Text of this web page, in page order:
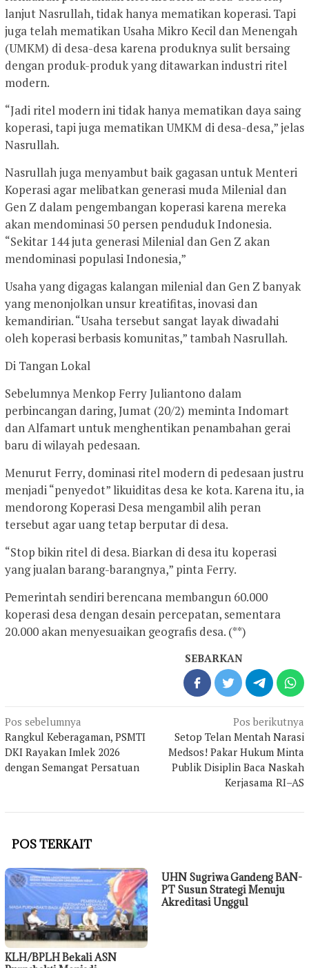
lanjut Nasrullah, tidak hanya mematikan koperasi. Tapi
juga telah mematikan Usaha Mikro Kecil dan Menengah
(UMKM) di desa-desa karena produknya sulit bersaing
dengan produk-produk yang ditawarkan industri ritel
modern.
“Jadi ritel modern ini tidak hanya mematikan daya saing
koperasi, tapi juga mematikan UMKM di desa-desa,” jelas
Nasrullah.
Nasrullah juga menyambut baik gagasan untuk Menteri
Koperasi agar melibatkan generasi muda Milenial dan
Gen Z dalam pengembangan koperasi karena mereka
akan mendominasi 50 persen penduduk Indonesia.
“Sekitar 144 juta generasi Milenial dan Gen Z akan
mendominasi populasi Indonesia,”
Usaha yang digagas kalangan milenial dan Gen Z banyak
yang menonjolkan unsur kreatifitas, inovasi dan
kemandirian. “Usaha tersebut sangat layak diwadahi
oleh koperasi berbasis komunitas,” tambah Nasrullah.
Di Tangan Lokal
Sebelumnya Menkop Ferry Juliantono dalam
perbincangan daring, Jumat (20/2) meminta Indomart
dan Alfamart untuk menghentikan penambahan gerai
baru di wilayah pedesaan.
Menurut Ferry, dominasi ritel modern di pedesaan justru
menjadi “penyedot” likuiditas desa ke kota. Karena itu, ia
mendorong Koperasi Desa mengambil alih peran
tersebut agar uang tetap berputar di desa.
“Stop bikin ritel di desa. Biarkan di desa itu koperasi
yang jualan barang-barangnya,” pinta Ferry.
Pemerintah sendiri berencana membangun 60.000
koperasi desa dengan desain percepatan, sementara
20.000 akan menyesuaikan geografis desa. (**)
SEBARKAN
Navigasi
pos
Pos sebelumnya
Rangkul Keberagaman, PSMTI
DKI Rayakan Imlek 2026
dengan Semangat Persatuan
Pos berikutnya
Setop Telan Mentah Narasi
Medsos! Pakar Hukum Minta
Publik Disiplin Baca Naskah
Kerjasama RI–AS
POS TERKAIT
KLH/BPLH Bekali ASN
UHN Sugriwa Gandeng BAN-
PT Susun Strategi Menuju
Akreditasi Unggul